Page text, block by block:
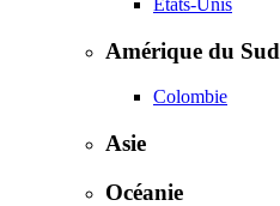
Amérique du Sud
Colombie
Asie
Océanie